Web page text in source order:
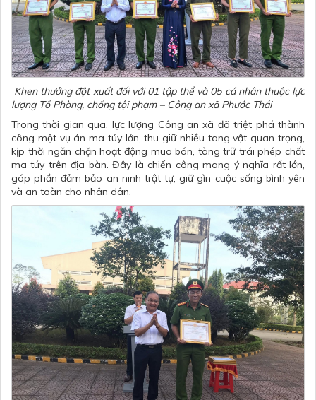
Khen thưởng đột xuất đối với 01 tập thể và 05 cá nhân thuộc lực
lượng Tổ Phòng, chống tội phạm – Công an xã Phước Thái
Trong thời gian qua, lực lượng Công an xã đã triệt phá thành
công một vụ án ma túy lớn, thu giữ nhiều tang vật quan trọng,
kịp thời ngăn chặn hoạt động mua bán, tàng trữ trái phép chất
ma túy trên địa bàn. Đây là chiến công mang ý nghĩa rất lớn,
góp phần đảm bảo an ninh trật tự, giữ gìn cuộc sống bình yên
và an toàn cho nhân dân.